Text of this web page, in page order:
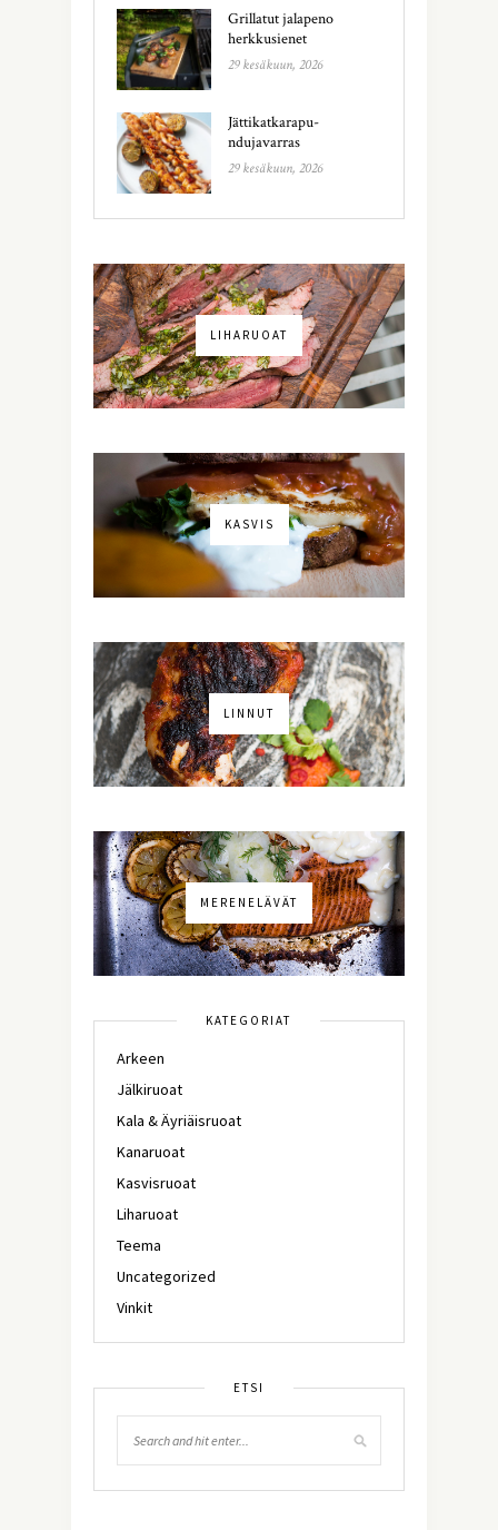
Grillatut jalapeno
herkkusienet
29 kesäkuun, 2026
Jättikatkarapu-
ndujavarras
29 kesäkuun, 2026
LIHARUOAT
KASVIS
LINNUT
MERENELÄVÄT
KATEGORIAT
Arkeen
Jälkiruoat
Kala & Äyriäisruoat
Kanaruoat
Kasvisruoat
Liharuoat
Teema
Uncategorized
Vinkit
ETSI